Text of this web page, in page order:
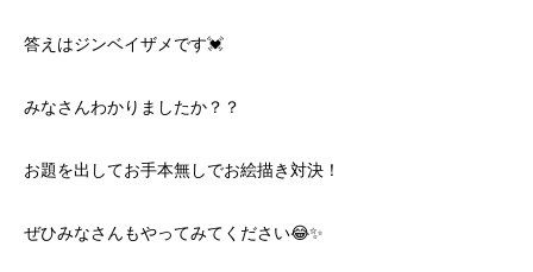
答えはジンベイザメです💓
みなさんわかりましたか？？
お題を出してお手本無しでお絵描き対決！
ぜひみなさんもやってみてください😂✨